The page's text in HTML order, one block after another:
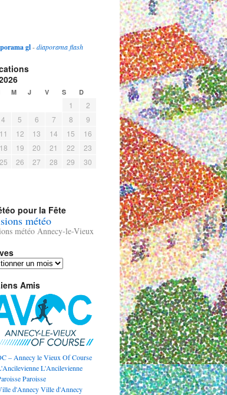
gl-diaporama flash
M J V S D
1
2
4 5 6 7 8
9
11 12 13 14 15
16
18 19 20 21 22
23
25 26 27 28 29
30
pour la Fête
météo
météo Annecy-le-Vieux
Amis
– Annecy le Vieux Of Course
L'Ancilevienne
Paroisse
Ville d'Annecy